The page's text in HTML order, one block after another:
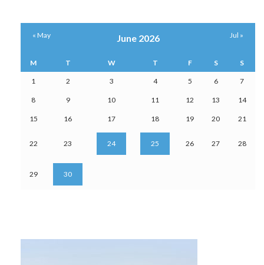
June 2026
M T W T F S S
1 2 3 4 5 6 7
8 9 10 11 12 13 14
15 16 17 18 19 20 21
22 23 24 25 26 27 28
29 30
« May Jul »